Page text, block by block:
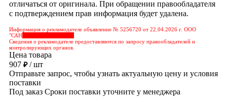
отличаться от оригинала. При обращении правообладателя
с подтверждением прав информация будет удалена.
Информация о рекламодателе объявление № 5256720 от 22.04.2026 г. ООО
"САН
Сведения о рекламодателе предоставляются по запросу правообладателей и
контролирующих органов.
Цена товара
907 ₽/ шт
Отправьте запрос, чтобы узнать актуальную цену и условия
поставки
Под заказ Сроки поставки уточните у менеджера